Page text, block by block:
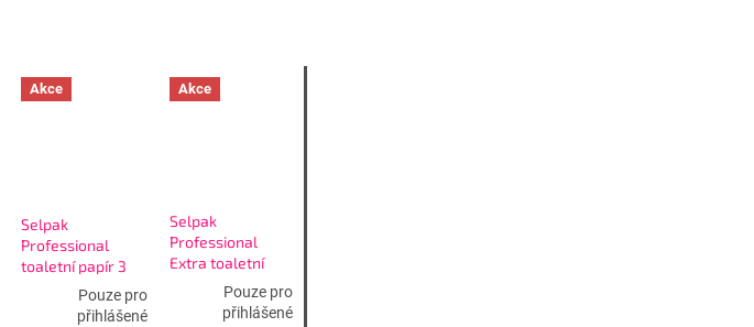
Akce
Selpak
Professional
toaletní papír 3
vrstvý - 24rolíPouze pro
přihlášené
Akce
Selpak
Professional
Extra toaletní
papír 2 vrstvý -
Pouze pro
přihlášené